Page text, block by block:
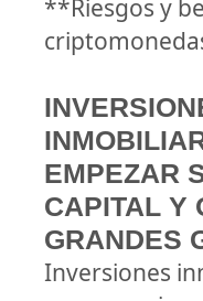
**Riesgos y
EMPEZAR
CAPITAL Y
GRANDES
Inversiones